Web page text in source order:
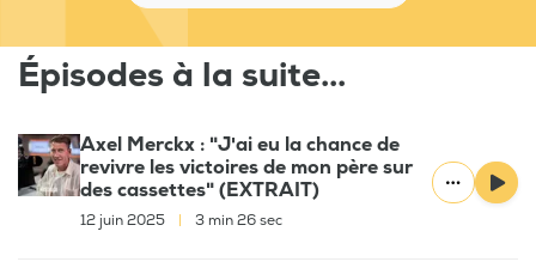
Épisodes à la suite...
Axel Merckx : "J'ai eu la chance de
revivre les victoires de mon père sur
des cassettes" (EXTRAIT)
12 juin 2025 3 min 26 sec